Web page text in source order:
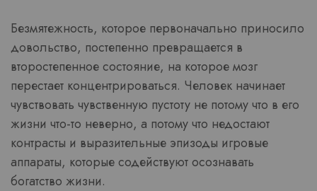
Безмятежность, которое первоначально приносило
довольство, постепенно превращается в
второстепенное состояние, на которое мозг
перестает концентрироваться. Человек начинает
чувствовать чувственную пустоту не потому что в его
жизни что-то неверно, а потому что недостают
контрасты и выразительные эпизоды игровые
аппараты, которые содействуют осознавать
богатство жизни.